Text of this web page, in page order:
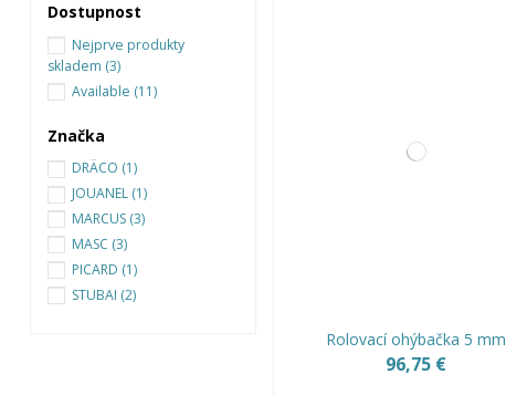
Rolovací ohýbačka 5 mm
96,75 €
Dostupnost
Nejprve produkty
skladem (3)
Available (11)
Značka
DRÄCO (1)
JOUANEL (1)
MARCUS (3)
MASC (3)
PICARD (1)
STUBAI (2)